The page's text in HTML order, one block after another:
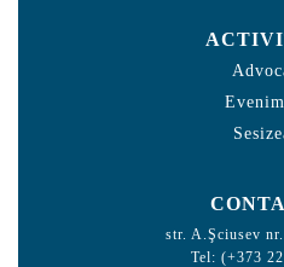
str. A.Şciusev
Tel: (+373